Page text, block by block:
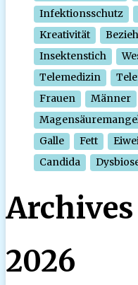
Infektionsschutz
Kreativität
Insektenstich
Telemedizin
Frauen
Männer
Galle
Fett
Candida
Archives
2026